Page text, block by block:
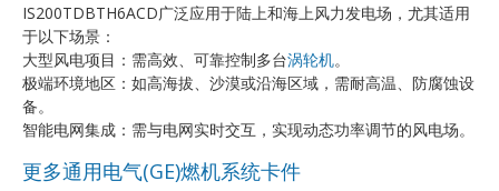
IS200TDBTH6ACD广泛应用于陆上和海上风力发电场，尤其适用
于以下场景：
大型风电项目：需高效、可靠控制多台涡轮机。
极端环境地区：如高海拔、沙漠或沿海区域，需耐高温、防腐蚀设
备。
智能电网集成：需与电网实时交互，实现动态功率调节的风电场。
更多通用电气(GE)燃机系统卡件